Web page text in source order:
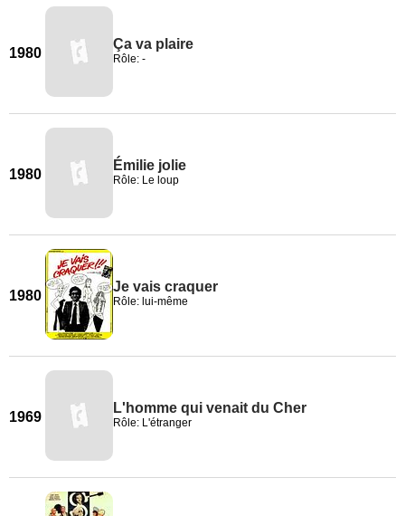
1980
Ça va plaire
Rôle: -
1980
Émilie jolie
Rôle: Le loup
1980
Je vais craquer
Rôle: lui-même
1969
L'homme qui venait du Cher
Rôle: L'étranger